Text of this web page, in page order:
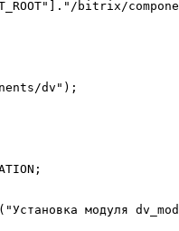
bitrix/
dv");
модуля